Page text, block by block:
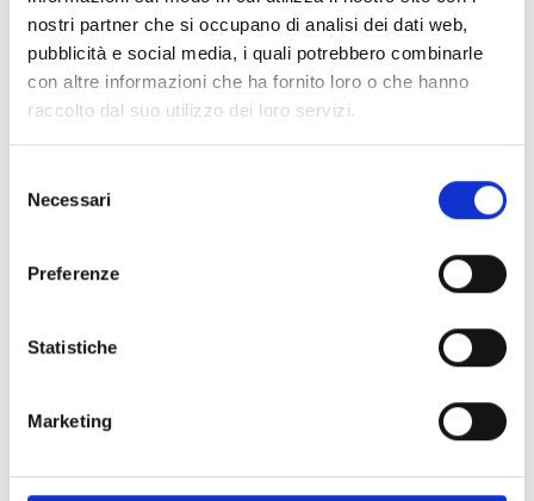
nostri partner che si occupano di analisi dei dati web,
pubblicità e social media, i quali potrebbero combinarle
con altre informazioni che ha fornito loro o che hanno
raccolto dal suo utilizzo dei loro servizi.
delNecessari
Preferenze
Statistiche
Marketing
Scienze e Tecnologie delle Produzioni Animali